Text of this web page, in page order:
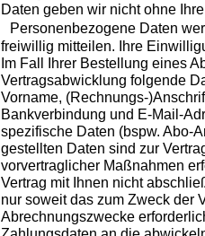
Daten geben wir nicht ohne
Personenbezogene Daten
freiwillig mitteilen. Ihre
Im Fall Ihrer Bestellung eines
Vertragsabwicklung folgende
Vorname, (Rechnungs-
Bankverbindung und E-Mail-
spezifische Daten (bspw. Abo-
gestellten Daten sind zur
vorvertraglicher Maßnahmen
Vertrag mit Ihnen nicht
nur soweit das zum Zweck der
Abrechnungszwecke